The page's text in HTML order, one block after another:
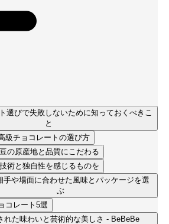
選びで失敗しないために知っておくべきこ
と
級チョコレートの選び方
の原産地と品質にこだわる
術と独自性を感じるものを
手や場面に合わせた風味とパッケージを選
ぶ
コレート5選
れた味わいと芸術的な美しさ - BeBeBe